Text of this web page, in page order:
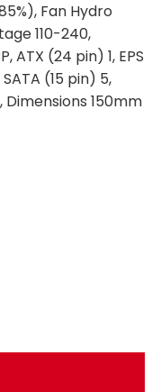
Fan Hydro
110-240,
ATX (24 pin) 1, EPS
(15 pin) 5,
Dimensions 150mm